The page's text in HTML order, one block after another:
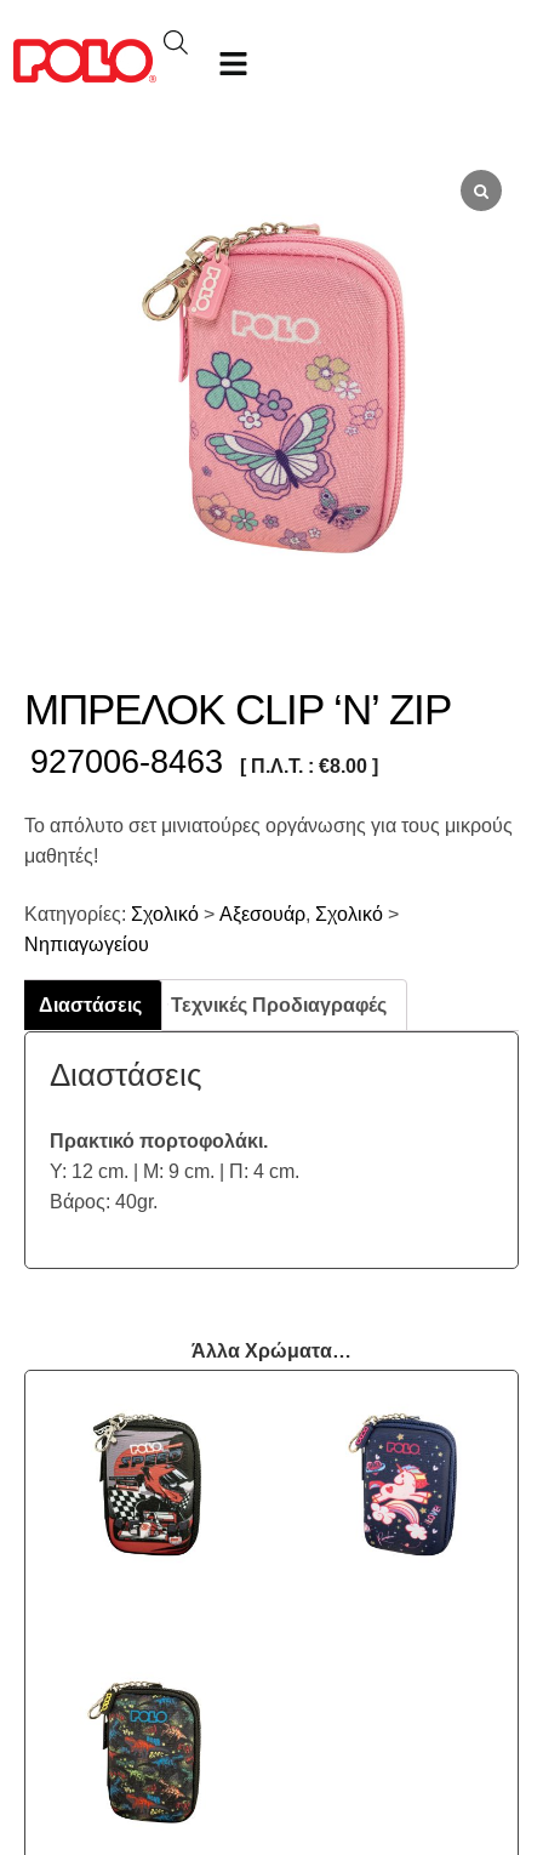
ΜΠΡΕΛΟΚ CLIP ‘N’ ZIP
927006-8463 [ Π.Λ.Τ. : €8.00 ]
Το απόλυτο σετ μινιατούρες οργάνωσης για τους μικρούς
μαθητές!
Κατηγορίες: Σχολικό > Αξεσουάρ, Σχολικό >
Νηπιαγωγείου
Διαστάσεις Τεχνικές Προδιαγραφές
Διαστάσεις
Πρακτικό πορτοφολάκι.
Υ: 12 cm. | Μ: 9 cm. | Π: 4 cm.
Βάρος: 40gr.
Άλλα Χρώματα…